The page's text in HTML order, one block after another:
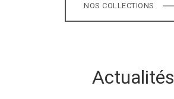
NOS COLLECTIONS
Actualités